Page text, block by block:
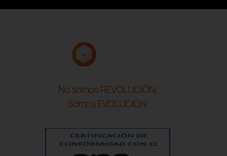
No somos REVOLUCIÓN.
Somos EVOLUCIÓN.